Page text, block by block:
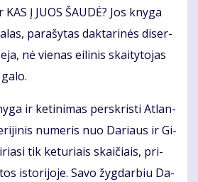
KAS Į JUOS ŠAU­DĖ? Jos kny­ga
pa­ra­šy­tas dak­ta­ri­nės di­ser­
nė vie­nas ei­li­nis skai­ty­to­jas
ir ke­ti­ni­mas per­skris­ti At­lan­
nu­me­ris nuo Da­riaus ir Gi­
tik ke­tu­riais skai­čiais, pri­
is­to­ri­jo­je. Sa­vo žyg­dar­biu Da­